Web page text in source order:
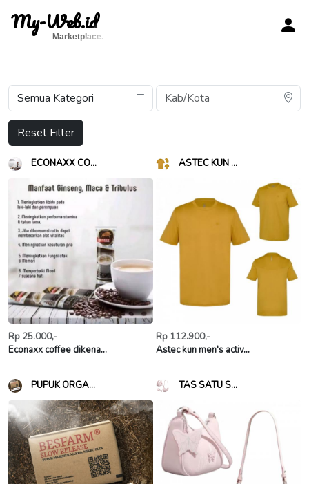
My-Web.id
Marketplace.
Reset Filter
ECONAXX CO...
Rp 25.000,-
Econaxx coffee dikena...
ASTEC KUN ...
Rp 112.900,-
Astec kun men's activ...
PUPUK ORGA... TAS SATU S...